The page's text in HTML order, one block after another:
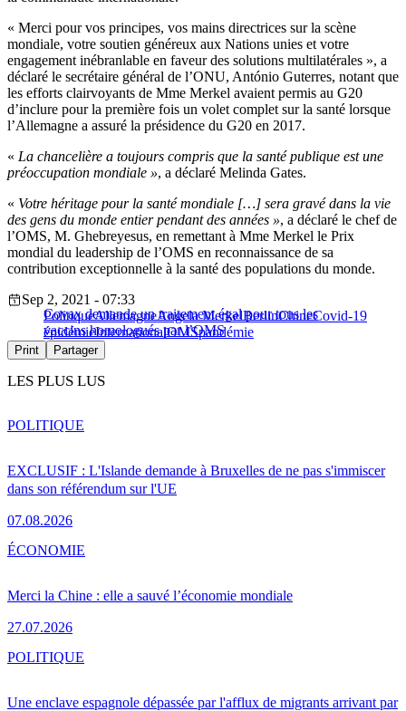
« Merci pour vos principes, vos mains directrices sur la scène
mondiale, votre soutien généreux aux Nations unies et votre
engagement inébranlable en faveur des solutions multilatérales », a
déclaré le secrétaire général de l’ONU, António Guterres, notant que
les efforts clairvoyants de Mme Merkel avaient permis au G20
d’inclure pour la première fois un volet complet sur la santé lorsque
l’Allemagne a assuré la présidence du G20 en 2017.
« La chancelière a toujours compris que la santé publique est une
préoccupation mondiale », a déclaré Melinda Gates.
« Votre héritage pour la santé mondiale […] sera gravé dans la vie
des gens du monde entier pendant des années », a déclaré le chef de
l’OMS, M. Ghebreyesus, en remettant à Mme Merkel le Prix
mondial du leadership de l’OMS en reconnaissance de sa
contribution exceptionnelle à la santé des populations du monde.
Covax demande un traitement égal pour tous les
vaccins homologués par l’OMS
Sep 2, 2021 - 07:33
PolitiqueAllemagneAngela MerkelBerlinChineCovid-19
épidémieInternationalOMSpandémie
Print Partager
LES PLUS LUS
EXCLUSIF : L'Islande demande à Bruxelles de ne pas s'immiscer
dans son référendum sur l'UE
07.08.2026
POLITIQUE
Merci la Chine : elle a sauvé l’économie mondiale
27.07.2026
ÉCONOMIE
Une enclave espagnole dépassée par l'afflux de migrants arrivant par
POLITIQUE